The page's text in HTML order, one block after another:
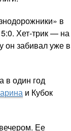
в
Хет-трик — на
он забивал уже в
в один год
и Кубок
Ее